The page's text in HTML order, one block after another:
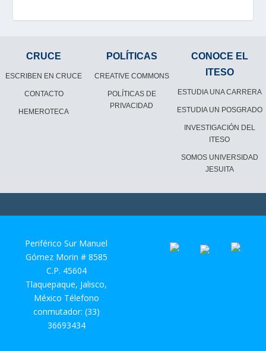
CRUCE
ESCRIBEN EN CRUCE
CONTACTO
HEMEROTECA
POLÍTICAS
CREATIVE COMMONS
POLÍTICAS DE
PRIVACIDAD
CONOCE EL
ITESO
ESTUDIA UNA CARRERA
ESTUDIA UN POSGRADO
INVESTIGACIÓN DEL
ITESO
SOMOS UNIVERSIDAD
JESUITA
Periférico Sur Manuel
Gómez Morin # 8585
C.P. 45604
Tlaquepaque, Jalisco,
México Télefono
conmutador: (33)
36693434